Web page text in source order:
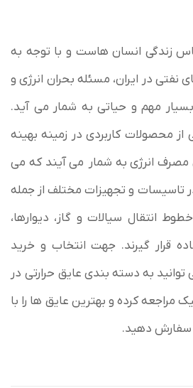
زندگی انسان هاست و با توجه به
نفتی در ایران، مسئله بحران انرژی و
مهم و حیاتی به شمار می آید.
از محصولات کاربردی در زمینه بهینه
مصرف انرژی به شمار می آیند که می
تاسیسات و تجهیزات مختلف از جمله
انتقال سیالات و گاز، دیوارها،
قرار گیرند. جهت انتخاب و خرید
توانید به دسته بندی عایق حرارتیدر
کرده و بهترین عایق ها را با
سفارش دهید.